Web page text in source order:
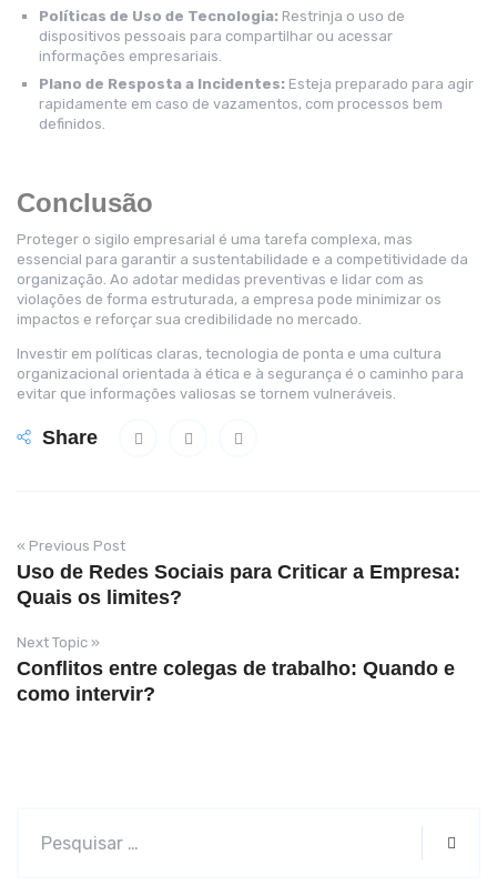
Políticas de Uso de Tecnologia: Restrinja o uso de
dispositivos pessoais para compartilhar ou acessar
informações empresariais.
Plano de Resposta a Incidentes: Esteja preparado para agir
rapidamente em caso de vazamentos, com processos bem
definidos.
Conclusão
Proteger o sigilo empresarial é uma tarefa complexa, mas
essencial para garantir a sustentabilidade e a competitividade da
organização. Ao adotar medidas preventivas e lidar com as
violações de forma estruturada, a empresa pode minimizar os
impactos e reforçar sua credibilidade no mercado.
Investir em políticas claras, tecnologia de ponta e uma cultura
organizacional orientada à ética e à segurança é o caminho para
evitar que informações valiosas se tornem vulneráveis.
Share
« Previous Post
Uso de Redes Sociais para Criticar a Empresa:
Quais os limites?
Next Topic »
Conflitos entre colegas de trabalho: Quando e
como intervir?